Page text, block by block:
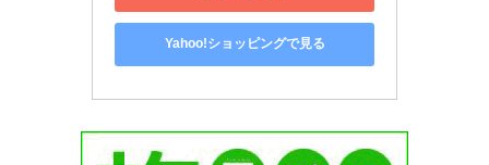
Yahoo!ショッピングで見る